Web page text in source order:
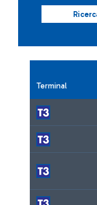
Terminal